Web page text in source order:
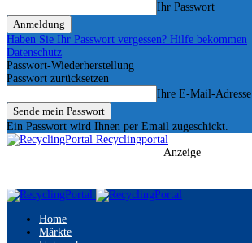
Ihr Passwort
Haben Sie Ihr Passwort vergessen? Hilfe bekommen
Datenschutz
Passwort-Wiederherstellung
Passwort zurücksetzen
Ihre E-Mail-Adresse
Ein Passwort wird Ihnen per Email zugeschickt.
Recyclingportal
Anzeige
Home
Märkte